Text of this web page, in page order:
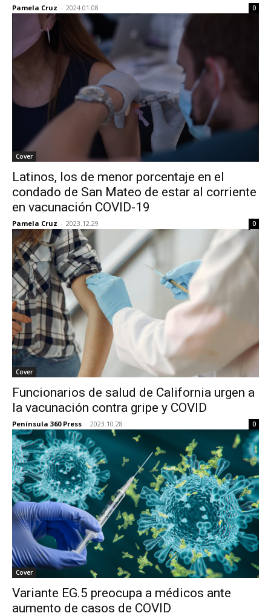
Pamela Cruz - 2024.01.08 0
Cover
Latinos, los de menor porcentaje en el
condado de San Mateo de estar al corriente
en vacunación COVID-19
Pamela Cruz - 2023.12.29 0
Cover
Funcionarios de salud de California urgen a
la vacunación contra gripe y COVID
Península 360 Press - 2023.10.28 0
Cover
Variante EG.5 preocupa a médicos ante
aumento de casos de COVID